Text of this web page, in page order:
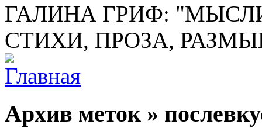
ГАЛИНА ГРИФ:
СТИХИ, ПРОЗА,
Архив меток »